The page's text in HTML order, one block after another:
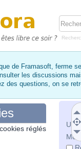
de Framasoft, ferme
les discussions
des questions, on se
Mot
réglés